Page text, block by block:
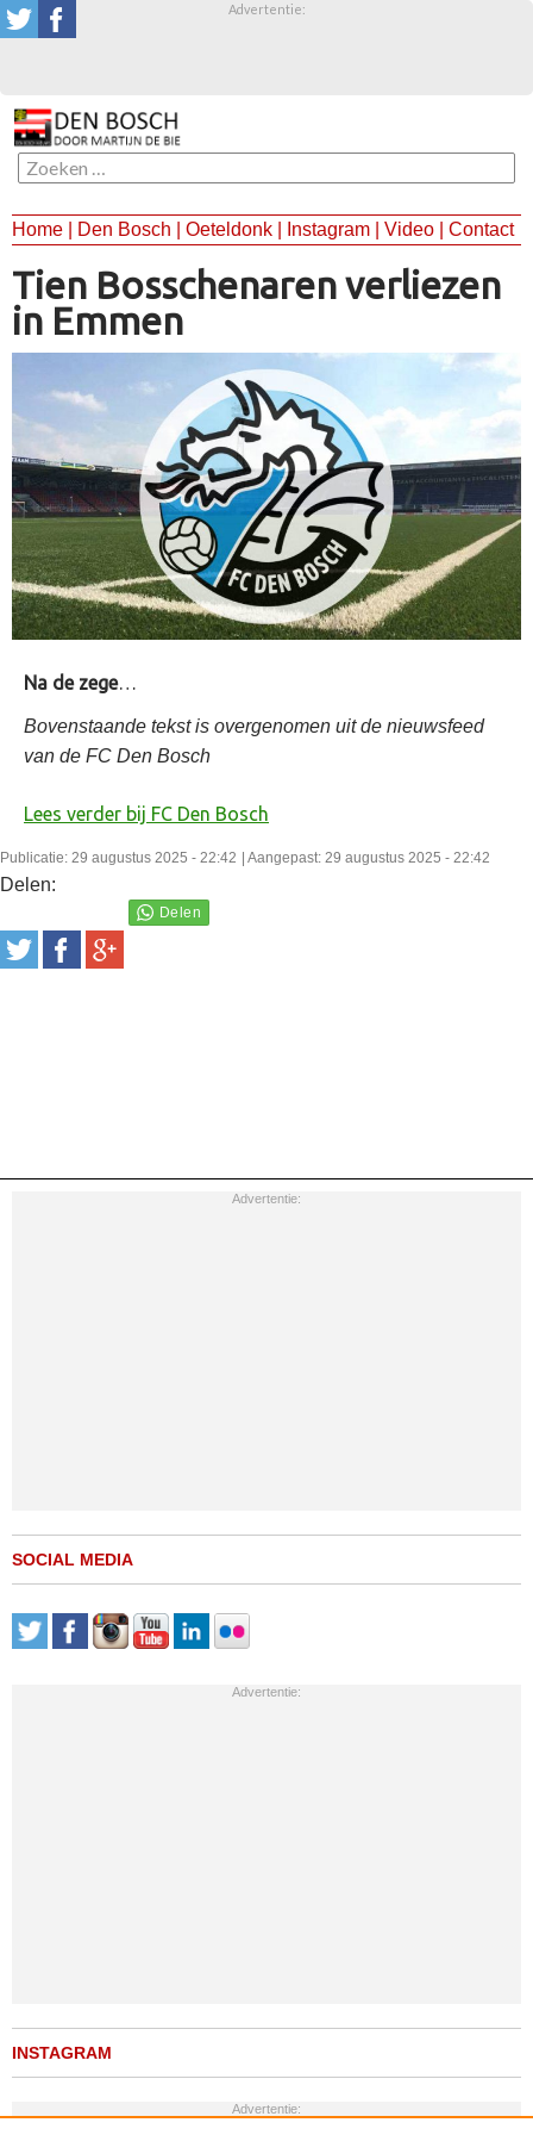
Advertentie:
naar:
SKIP
CONTENT
Home Den Bosch Oeteldonk Instagram Video Contact
Tien Bosschenaren verliezen
in Emmen
Na de zege…
Bovenstaande tekst is overgenomen uit de nieuwsfeed
van de FC Den Bosch
Lees verder bij FC Den Bosch
Publicatie: 29 augustus 2025 - 22:42 | Aangepast: 29 augustus 2025 - 22:42
Delen:
Advertentie:
SOCIAL MEDIA
Advertentie:
INSTAGRAM
Advertentie: